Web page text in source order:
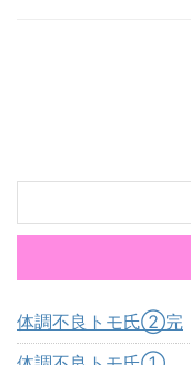
体調不良トモ氏②完